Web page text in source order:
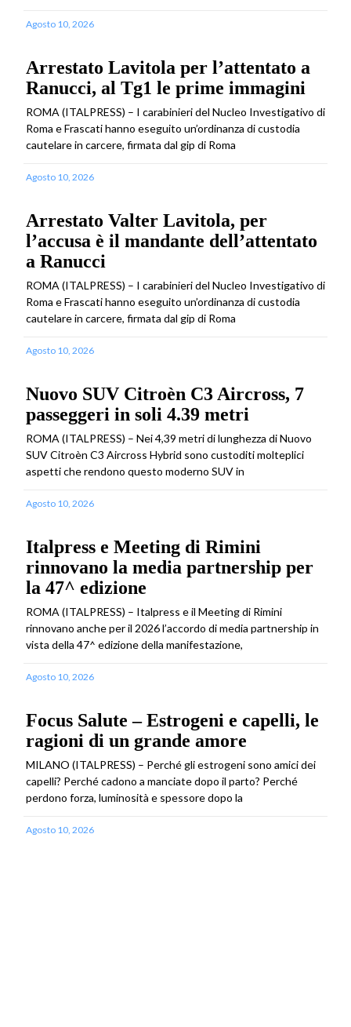
Agosto 10, 2026
Arrestato Lavitola per l’attentato a
Ranucci, al Tg1 le prime immagini
ROMA (ITALPRESS) – I carabinieri del Nucleo Investigativo di
Roma e Frascati hanno eseguito un’ordinanza di custodia
cautelare in carcere, firmata dal gip di Roma
Agosto 10, 2026
Arrestato Valter Lavitola, per
l’accusa è il mandante dell’attentato
a Ranucci
ROMA (ITALPRESS) – I carabinieri del Nucleo Investigativo di
Roma e Frascati hanno eseguito un’ordinanza di custodia
cautelare in carcere, firmata dal gip di Roma
Agosto 10, 2026
Nuovo SUV Citroèn C3 Aircross, 7
passeggeri in soli 4.39 metri
ROMA (ITALPRESS) – Nei 4,39 metri di lunghezza di Nuovo
SUV Citroèn C3 Aircross Hybrid sono custoditi molteplici
aspetti che rendono questo moderno SUV in
Agosto 10, 2026
Italpress e Meeting di Rimini
rinnovano la media partnership per
la 47^ edizione
ROMA (ITALPRESS) – Italpress e il Meeting di Rimini
rinnovano anche per il 2026 l’accordo di media partnership in
vista della 47^ edizione della manifestazione,
Agosto 10, 2026
Focus Salute – Estrogeni e capelli, le
ragioni di un grande amore
MILANO (ITALPRESS) – Perché gli estrogeni sono amici dei
capelli? Perché cadono a manciate dopo il parto? Perché
perdono forza, luminosità e spessore dopo la
Agosto 10, 2026